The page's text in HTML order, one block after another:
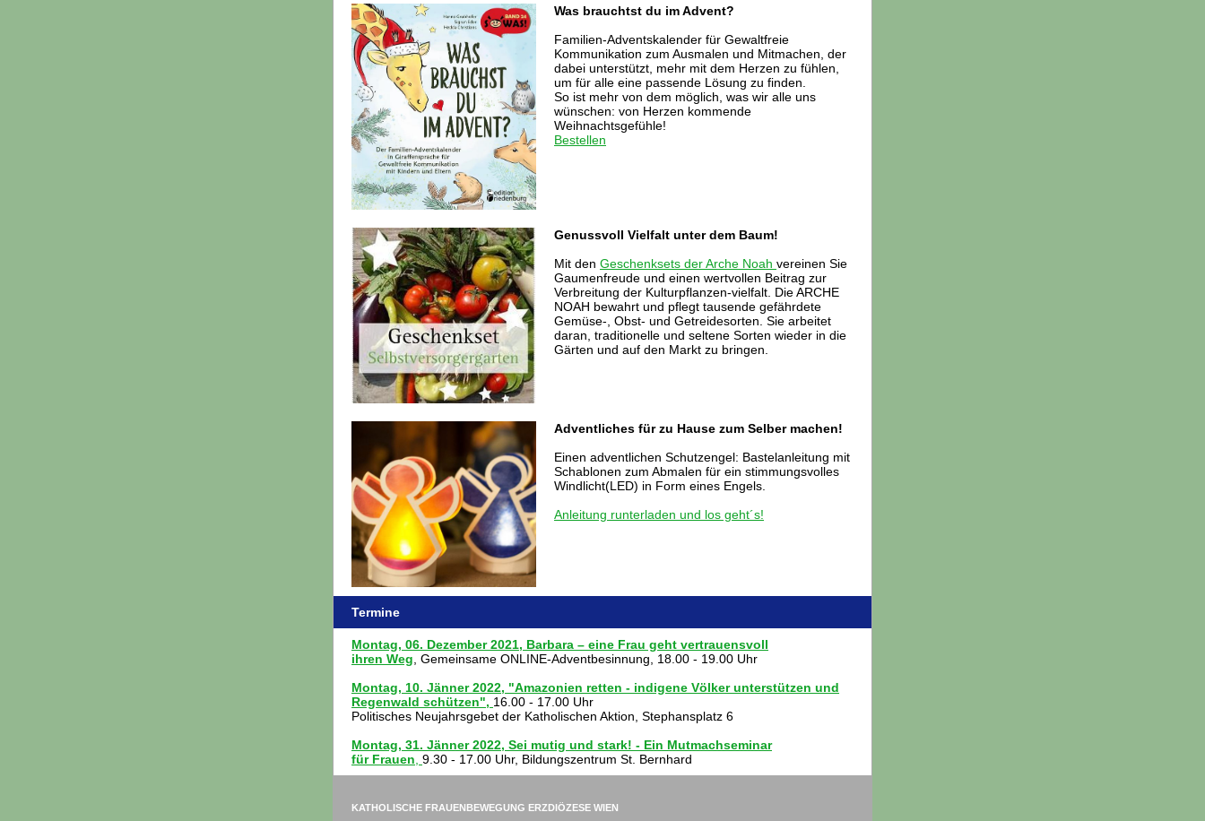
Was brauchtst du im Advent?
Familien-Adventskalender für Gewaltfreie
Kommunikation zum Ausmalen und Mitmachen, der
dabei unterstützt, mehr mit dem Herzen zu fühlen,
um für alle eine passende Lösung zu finden.
So ist mehr von dem möglich, was wir alle uns
wünschen: von Herzen kommende
Weihnachtsgefühle!
Bestellen
Genussvoll Vielfalt unter dem Baum!
Mit den Geschenksets der Arche Noah vereinen Sie
Gaumenfreude und einen wertvollen Beitrag zur
Verbreitung der Kulturpflanzen-vielfalt. Die ARCHE
NOAH bewahrt und pflegt tausende gefährdete
Gemüse-, Obst- und Getreidesorten. Sie arbeitet
daran, traditionelle und seltene Sorten wieder in die
Gärten und auf den Markt zu bringen.
Adventliches für zu Hause zum Selber machen!
Einen adventlichen Schutzengel: Bastelanleitung mit
Schablonen zum Abmalen für ein stimmungsvolles
Windlicht(LED) in Form eines Engels.
Anleitung runterladen und los geht´s!
Termine
Montag, 06. Dezember 2021, Barbara – eine Frau geht vertrauensvoll
ihren Weg , Gemeinsame ONLINE-Adventbesinnung, 18.00 - 19.00 Uhr
Montag, 10. Jänner 2022, "Amazonien retten - indigene Völker unterstützen und
Regenwald schützen", 16.00 - 17.00 Uhr
Politisches Neujahrsgebet der Katholischen Aktion, Stephansplatz 6
Montag, 31. Jänner 2022, Sei mutig und stark! - Ein Mutmachseminar
für Frauen 9.30 - 17.00 Uhr, Bildungszentrum St. Bernhard
KATHOLISCHE FRAUENBEWEGUNG ERZDIÖZESE WIEN